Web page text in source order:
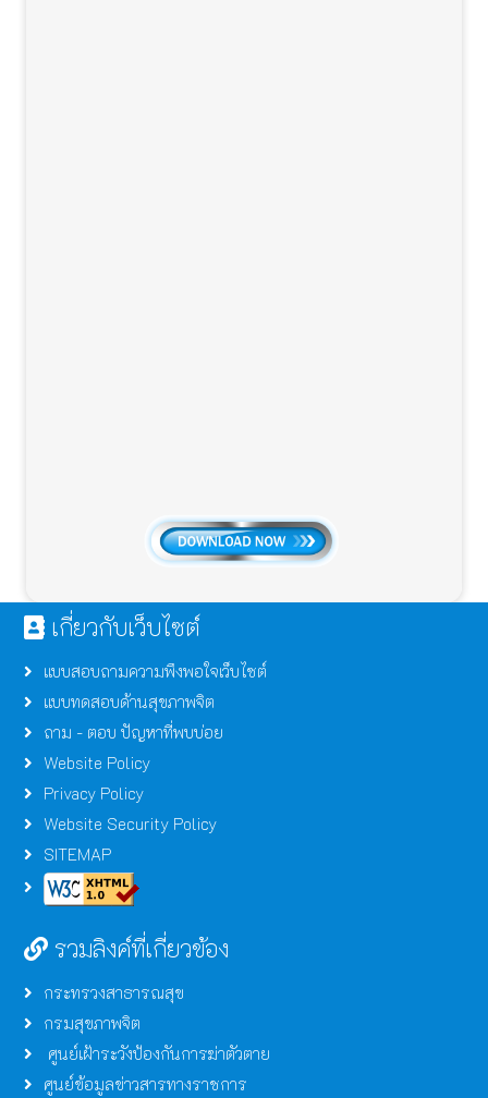
เกี่ยวกับเว็บไซต์
แบบสอบถามความพึงพอใจเว็บไซต์
แบบทดสอบด้านสุขภาพจิต
ถาม - ตอบ ปัญหาที่พบบ่อย
Website Policy
Privacy Policy
Website Security Policy
SITEMAP
รวมลิงค์ที่เกี่ยวข้อง
กระทรวงสาธารณสุข
กรมสุขภาพจิต
ศูนย์เฝ้าระวังป้องกันการฆ่าตัวตาย
ศูนย์ข้อมูลข่าวสารทางราชการ